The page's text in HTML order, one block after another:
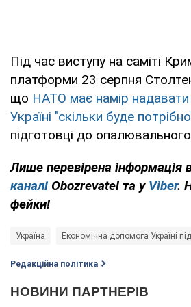
Під час виступу на саміті
платформи 23 серпня
що НАТО має намір надавати
Україні "скільки буде
підготовці до
Лише перевірена інформація
каналі Obozrevatel та у Viber.
фейки!
Україна Економічна допомога Україні
Редакційна політика